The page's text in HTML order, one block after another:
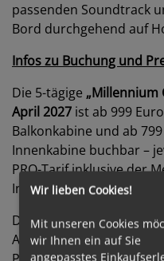
passenden Soundtrack
Bord durchgehend auf
Infos zu Buchung und
Die 5-tägige „Millennium
April 2027 ist ab 999
Balkonkabine und ab
Innenkabine buchbar –
PRO-Tarif inklusive der
Inklusivleistungen.
Der Reiseverlauf führt
Ajaccio (Korsika) und
Wir lieben Cookies!
Mit unseren Cookies
wir Ihnen ein auf Sie
angepasstes